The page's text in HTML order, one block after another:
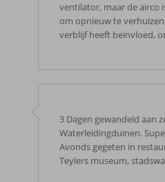
ventilator, maar de airco
om opnieuw te
verblijf heeft beïnvloed,
3 Dagen gewandeld aan
Waterleidingduinen.
Avonds gegeten in
Teylers museum,